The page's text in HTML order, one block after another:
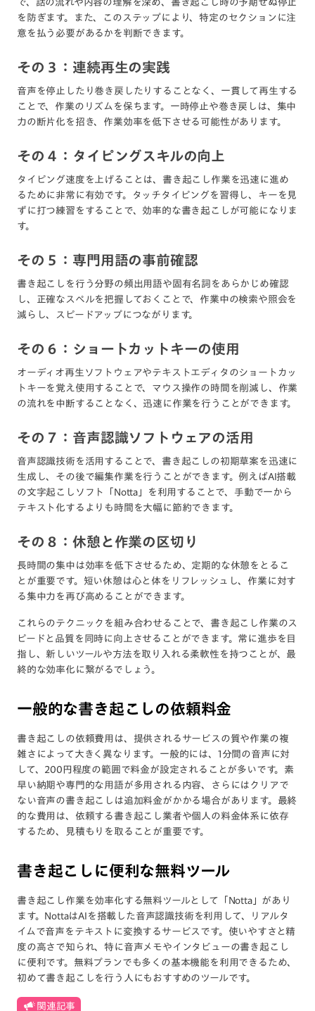
で、話の流れや内容の理解を深め、書き起こし時の予期せぬ停止
を防ぎます。また、このステップにより、特定のセクションに注
意を払う必要があるかを判断できます。
その３：連続再生の実践
音声を停止したり巻き戻したりすることなく、一貫して再生する
ことで、作業のリズムを保ちます。一時停止や巻き戻しは、集中
力の断片化を招き、作業効率を低下させる可能性があります。
その４：タイピングスキルの向上
タイピング速度を上げることは、書き起こし作業を迅速に進め
るために非常に有効です。タッチタイピングを習得し、キーを見
ずに打つ練習をすることで、効率的な書き起こしが可能になりま
す。
その５：専門用語の事前確認
書き起こしを行う分野の頻出用語や固有名詞をあらかじめ確認
し、正確なスペルを把握しておくことで、作業中の検索や照会を
減らし、スピードアップにつながります。
その６：ショートカットキーの使用
オーディオ再生ソフトウェアやテキストエディタのショートカッ
トキーを覚え使用することで、マウス操作の時間を削減し、作業
の流れを中断することなく、迅速に作業を行うことができます。
その７：音声認識ソフトウェアの活用
音声認識技術を活用することで、書き起こしの初期草案を迅速に
生成し、その後で編集作業を行うことができます。例えばAI搭載
の文字起こしソフト「Notta」を利用することで、手動で一から
テキスト化するよりも時間を大幅に節約できます。
その８：休憩と作業の区切り
長時間の集中は効率を低下させるため、定期的な休憩をとるこ
とが重要です。短い休憩は心と体をリフレッシュし、作業に対す
る集中力を再び高めることができます。
これらのテクニックを組み合わせることで、書き起こし作業のス
ピードと品質を同時に向上させることができます。常に進歩を目
指し、新しいツールや方法を取り入れる柔軟性を持つことが、最
終的な効率化に繋がるでしょう。
一般的な書き起こしの依頼料金
書き起こしの依頼費用は、提供されるサービスの質や作業の複
雑さによって大きく異なります。一般的には、1分間の音声に対
して、200円程度の範囲で料金が設定されることが多いです。素
早い納期や専門的な用語が多用される内容、さらにはクリアで
ない音声の書き起こしは追加料金がかかる場合があります。最終
的な費用は、依頼する書き起こし業者や個人の料金体系に依存
するため、見積もりを取ることが重要です。
書き起こしに便利な無料ツール
書き起こし作業を効率化する無料ツールとして「 Notta」があり
ます。NottaはAIを搭載した音声認識技術を利用して、リアルタ
イムで音声をテキストに変換するサービスです。使いやすさと精
度の高さで知られ、特に音声メモやインタビューの書き起こし
に便利です。無料プランでも多くの基本機能を利用できるため、
初めて書き起こしを行う人にもおすすめのツールです。
関連記事